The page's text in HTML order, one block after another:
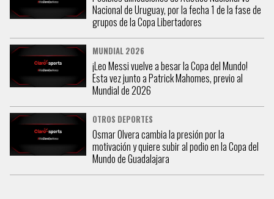
Nacional de Uruguay, por la fecha 1 de la fase de
grupos de la Copa Libertadores
MUNDIAL 2026
¡Leo Messi vuelve a besar la Copa del Mundo!
Esta vez junto a Patrick Mahomes, previo al
Mundial de 2026
OTROS DEPORTES
Osmar Olvera cambia la presión por la
motivación y quiere subir al podio en la Copa del
Mundo de Guadalajara